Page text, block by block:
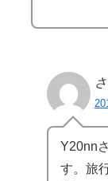
Y20nn
す。旅